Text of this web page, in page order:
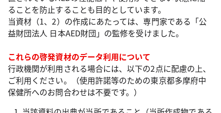
ることを防止することも目的としています。
当資材（1、2）の作成にあたっては、専門家である「公
益財団法人 日本AED財団」の監修を受けました。
これらの啓発資材のデータ利用について
行政機関が利用される場合には、以下の2点に配慮の上、
ご利用ください。（使用許諾等のための東京都多摩府中
保健所へのお問合わせは不要です。）